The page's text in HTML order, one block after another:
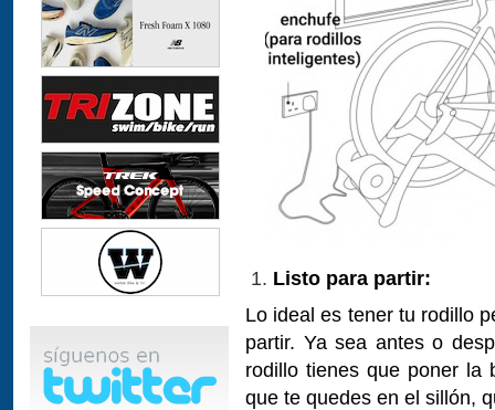
Listo para partir:
Lo ideal es tener tu rodillo
partir. Ya sea antes o
rodillo tienes que poner la
que te quedes en el sillón,